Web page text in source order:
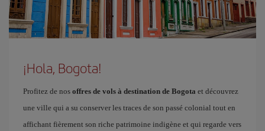
¡Hola, Bogota!
Profitez de nos offres de vols à destination de Bogota et découvrez
une ville qui a su conserver les traces de son passé colonial tout en
affichant fièrement son riche patrimoine indigène et qui regarde vers